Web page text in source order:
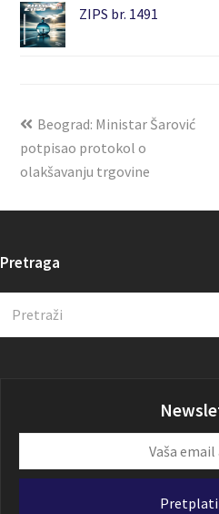
ZIPS br. 1491
Beograd: Ministar Šarović
potpisao protokol o
olakšavanju trgovine
Pretraga
email